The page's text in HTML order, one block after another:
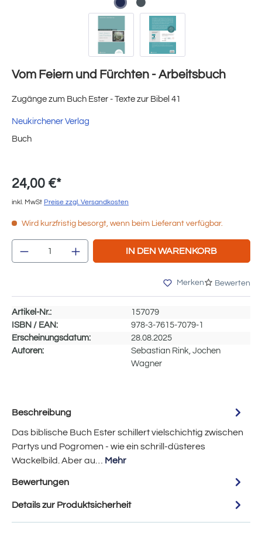
Vom Feiern und Fürchten - Arbeitsbuch
Zugänge zum Buch Ester - Texte zur Bibel 41
Neukirchener Verlag
Buch
24,00 €*
inkl. MwSt Preise zzgl. Versandkosten
Wird kurzfristig besorgt, wenn beim Lieferant verfügbar.
Produkt Anzahl: Gib den gewünschten
IN DEN WARENKORB
Merken Bewerten
Artikel-Nr.:
157079
ISBN / EAN:
978-3-7615-7079-1
Erscheinungsdatum:
28.08.2025
Autoren:
Sebastian Rink, Jochen
Wagner
Beschreibung
Das biblische Buch Ester schillert vielschichtig zwischen
Partys und Pogromen - wie ein schrill-düsteres
Wackelbild. Aber au… Mehr
Bewertungen
Details zur Produktsicherheit